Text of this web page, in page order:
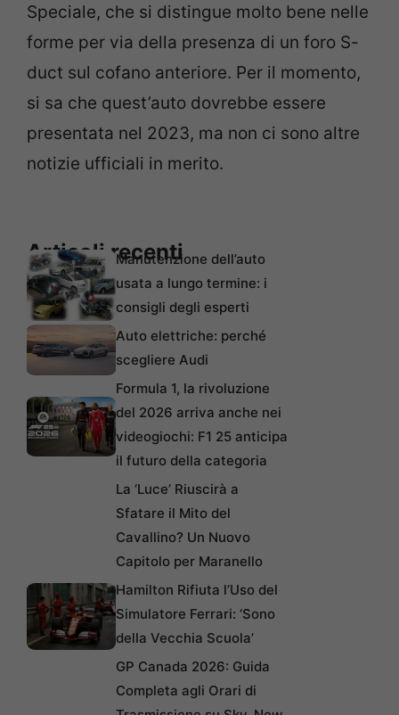
Speciale, che si distingue molto bene nelle
forme per via della presenza di un foro S-
duct sul cofano anteriore. Per il momento,
si sa che quest’auto dovrebbe essere
presentata nel 2023, ma non ci sono altre
notizie ufficiali in merito.
Articoli recentiManutenzione dell’auto
usata a lungo termine: i
consigli degli esperti
Auto elettriche: perché
scegliere Audi
Formula 1, la rivoluzione
del 2026 arriva anche nei
videogiochi: F1 25 anticipa
il futuro della categoria
La ‘Luce’ Riuscirà a
Sfatare il Mito del
Cavallino? Un Nuovo
Capitolo per Maranello
Hamilton Rifiuta l’Uso del
Simulatore Ferrari: ‘Sono
della Vecchia Scuola’
GP Canada 2026: Guida
Completa agli Orari di